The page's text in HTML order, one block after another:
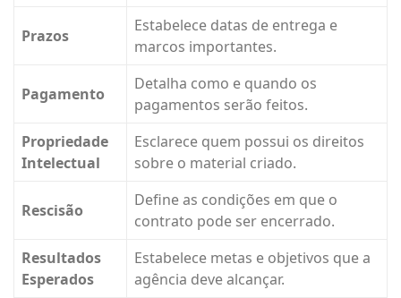
Prazos
Estabelece datas de entrega e
marcos importantes.
Pagamento
Detalha como e quando os
pagamentos serão feitos.
Propriedade
Intelectual
Esclarece quem possui os direitos
sobre o material criado.
Rescisão
Define as condições em que o
contrato pode ser encerrado.
Resultados
Esperados
Estabelece metas e objetivos que a
agência deve alcançar.